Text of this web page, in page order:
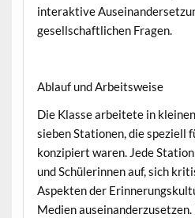
interaktive
gesellschaftlichen Fragen.
Ablauf und Arbeitsweise
Die Klasse arbeitete in
sieben Stationen, die speziell
konzipiert waren. Jede
und Schülerinnen auf, sich
Aspekten der
Medien